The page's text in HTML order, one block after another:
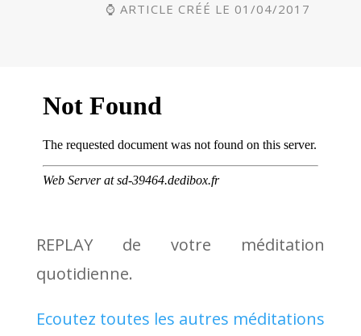
⌚ ARTICLE CRÉÉ LE 01/04/2017
REPLAY de votre méditation
quotidienne.
Ecoutez toutes les autres méditations